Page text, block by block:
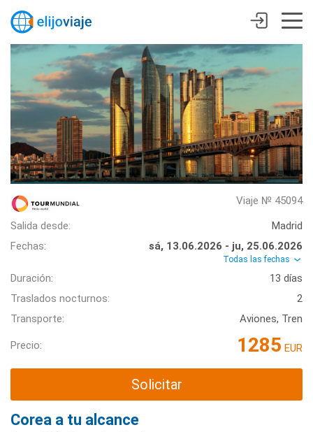
Viaje № 45094
Salida desde:
Madrid
Fechas:
sá, 13.06.2026 - ju, 25.06.2026
Todas las fechas
Duración:
13 días
Traslados nocturnos:
2
Transporte:
Aviones, Tren
Precio: 1285 EUR
Solicitar
Corea a tu alcance